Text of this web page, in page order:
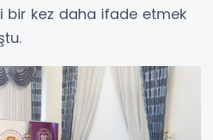
bir kez daha ifade etmek